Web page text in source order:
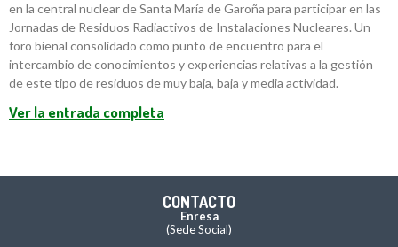
en la central nuclear de Santa María de Garoña para participar en las
Jornadas de Residuos Radiactivos de Instalaciones Nucleares. Un
foro bienal consolidado como punto de encuentro para el
intercambio de conocimientos y experiencias relativas a la gestión
de este tipo de residuos de muy baja, baja y media actividad.
Ver la entrada completa
CONTACTO
Enresa
(Sede Social)